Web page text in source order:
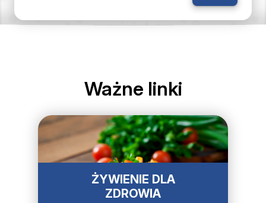
Ważne linki
ŻYWIENIE DLA
ZDROWIA